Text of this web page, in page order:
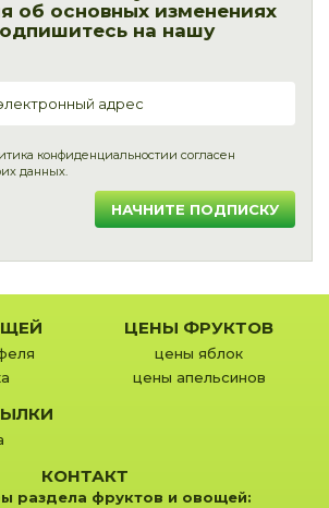
об основных изменениях
на нашу
конфиденциальностии согласен
данных.
НАЧНИТЕ ПОДПИСКУ
ЦЕНЫ ФРУКТОВ
цены яблок
цены апельсинов
КОНТАКТ
раздела фруктов и овощей: